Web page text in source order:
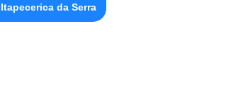
Itapecerica da Serra